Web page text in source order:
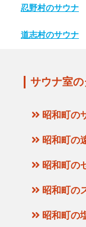
忍野村のサウナ
道志村のサウナ
サウナ室
昭和町の
昭和町の
昭和町の
昭和町の
昭和町の